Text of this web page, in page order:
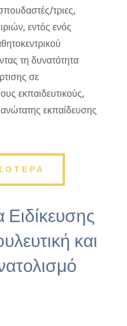
τριες,
εντός ενός
τη δυνατότητα
σε
εκπαιδευτικούς,
εκπαίδευσης
και